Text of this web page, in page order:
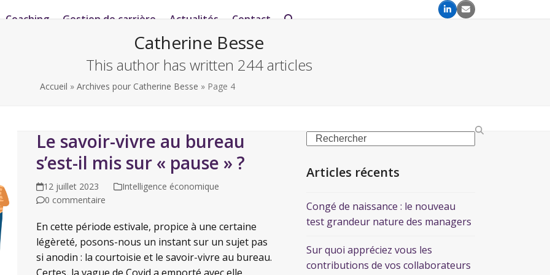
Coaching Gestion de carrière Actualités Contact
Catherine Besse
This author has written 244 articles
Accueil » Archives pour Catherine Besse » Page 4
Le savoir-vivre au bureau
s’est-il mis sur « pause » ?
12 juillet 2023
Intelligence économique
0 commentaire
En cette période estivale, propice à une certaine
légèreté, posons-nous un instant sur un sujet pas
si anodin : la courtoisie et le savoir-vivre au bureau.
Articles récents
Congé de naissance : le nouveau
test grandeur nature des managers
Sur quoi appréciez vous les
contributions de vos collaborateurs